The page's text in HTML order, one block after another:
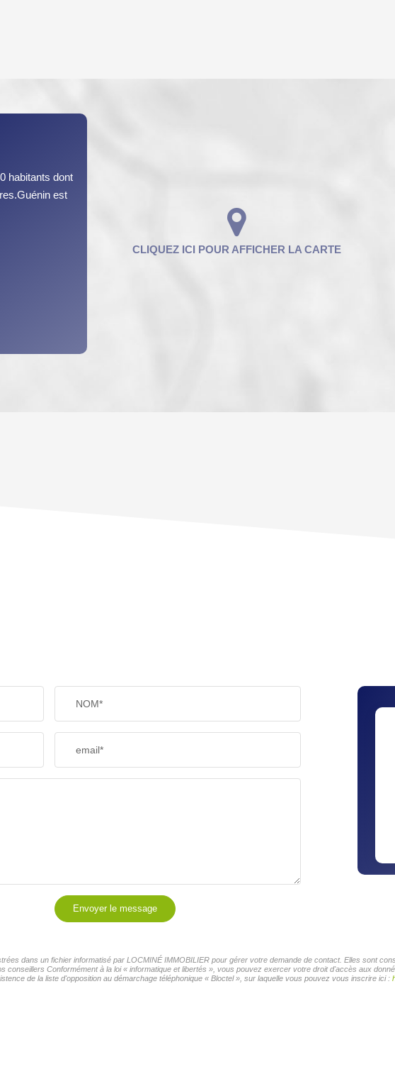
habitants dont
est
NOM*
email*
Envoyer le message
dans un fichier informatisé par LOCMINÉ IMMOBILIER pour gérer votre demande de contact. Elles sont
conseillers Conformément à la loi « informatique et libertés », vous pouvez exercer votre droit d'accès aux
de la liste d'opposition au démarchage téléphonique « Bloctel », sur laquelle vous pouvez vous inscrire ici :